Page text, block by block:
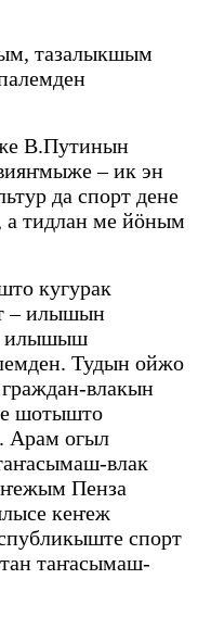
тазалыкшым
В.Путинын
– ик эн
да спорт дене
тидлан ме йӧным
кугурак
– илышын
илышыш
Тудын ойжо
влакын
шотышто
Арам огыл
влак
Пенза
кеҥеж
спорт
таҥасымаш-